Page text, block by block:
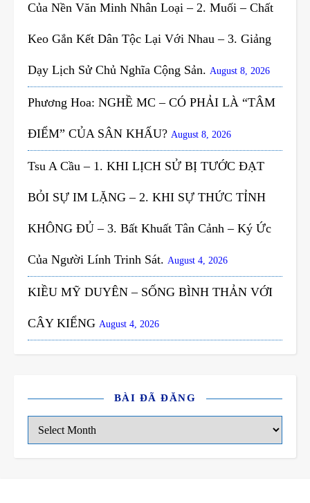
Của Nền Văn Minh Nhân Loại – 2. Muối – Chất
Keo Gắn Kết Dân Tộc Lại Với Nhau – 3. Giảng
Dạy Lịch Sử Chủ Nghĩa Cộng Sản. August 8, 2026
Phương Hoa: NGHỀ MC – CÓ PHẢI LÀ “TÂM
ĐIỂM” CỦA SÂN KHẤU? August 8, 2026
Tsu A Cầu – 1. KHI LỊCH SỬ BỊ TƯỚC ĐẠT
BỎI SỰ IM LẶNG – 2. KHI SỰ THỨC TỈNH
KHÔNG ĐỦ – 3. Bất Khuất Tân Cảnh – Ký Ức
Của Người Lính Trinh Sát. August 4, 2026
KIỀU MỸ DUYÊN – SỐNG BÌNH THẢN VỚI
CÂY KIỂNG August 4, 2026
BÀI ĐÃ ĐĂNG